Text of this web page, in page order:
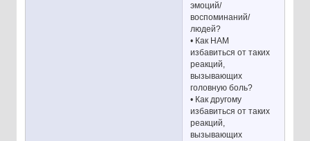
эмоций/
воспоминаний/
людей?
• Как НАМ
избавиться от таких
реакций,
вызывающих
головную боль?
• Как другому
избавиться от таких
реакций,
вызывающих